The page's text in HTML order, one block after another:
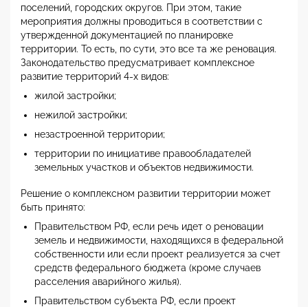
поселений, городских округов. При этом, такие
мероприятия должны проводиться в соответствии с
утвержденной документацией по планировке
территории. То есть, по сути, это все та же реновация.
Законодательство предусматривает комплексное
развитие территорий 4-х видов:
жилой застройки;
нежилой застройки;
незастроенной территории;
территории по инициативе правообладателей
земельных участков и объектов недвижимости.
Решение о комплексном развитии территории может
быть принято:
Правительством РФ, если речь идет о реновации
земель и недвижимости, находящихся в федеральной
собственности или если проект реализуется за счет
средств федерального бюджета (кроме случаев
расселения аварийного жилья).
Правительством субъекта РФ, если проект